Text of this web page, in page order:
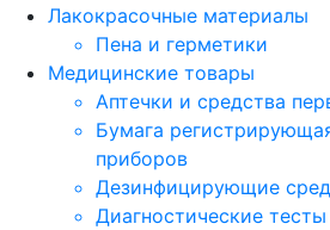
Лакокрасочные материалы
Пена и герметики
Медицинские товары
Аптечки и средства
Бумага
приборов
Дезинфицирующие
Диагностические тесты